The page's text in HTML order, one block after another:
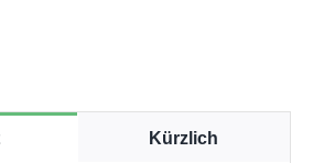
Kürzlich